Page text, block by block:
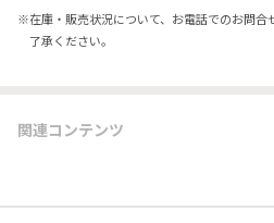
※在庫・販売状況について、お電話でのお問
了承ください。
関連コンテンツ